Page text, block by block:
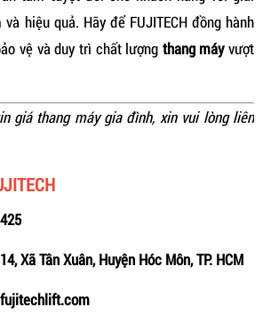
hiệu quả. Hãy để FUJITECH đồng hành
vệ và duy trì chất lượng thang máyvượt
giá thang máy gia đình, xin vui lòng liên
Xã Tân Xuân, Huyện Hóc Môn, TP. HCM